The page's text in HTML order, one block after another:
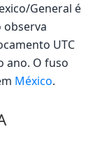
General é
observa
UTC
ano. O fuso
México.